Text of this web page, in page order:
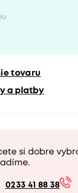
tovaru
a platby
si dobre
0233 41 88 38